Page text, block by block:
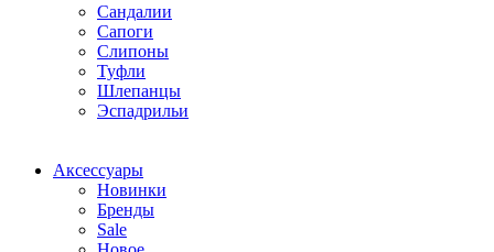
Сандалии
Сапоги
Слипоны
Туфли
Шлепанцы
Эспадрильи
Аксессуары
Новинки
Бренды
Sale